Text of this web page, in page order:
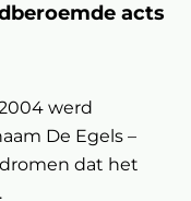
acts
werd
De Egels –
dat het